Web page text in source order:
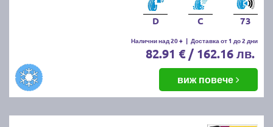
D C 73
Налични над 20 + | Доставка от 1 до 2 дни
82.91 € / 162.16 лв.
виж повече